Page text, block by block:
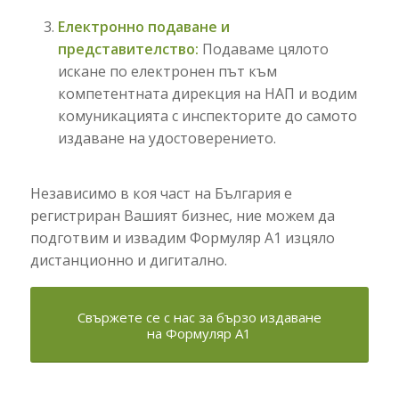
Електронно подаване и
представителство: Подаваме цялото
искане по електронен път към
компетентната дирекция на НАП и водим
комуникацията с инспекторите до самото
издаване на удостоверението.
Независимо в коя част на България е
регистриран Вашият бизнес, ние можем да
подготвим и извадим Формуляр А1 изцяло
дистанционно и дигитално.
Свържете се с нас за бързо издаване
на Формуляр А1